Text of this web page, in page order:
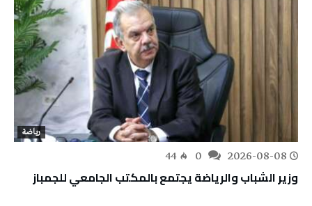
رياضة
2026-08-08
44
وزير الشباب والرياضة يجتمع بالمكتب الجامعي للجمباز